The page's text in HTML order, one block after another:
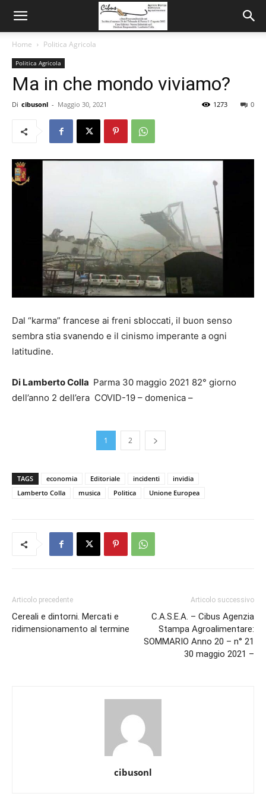
Home Politica Agricola
Politica Agricola
Ma in che mondo viviamo?
Di cibusonl - Maggio 30, 2021 0
1273
Dal “karma” francese ai freni sbloccati, il buon senso
sembra stia svanendo e il cinismo imperante a ogni
latitudine.
Di Lamberto Colla Parma 30 maggio 2021 82° giorno
dell’anno 2 dell’era COVID-19 – domenica –
1 2
TAGS economia Editoriale incidenti
invidia
Lamberto Colla
musica Politica Unione Europea
Articolo precedente
Cereali e dintorni. Mercati e
ridimensionamento al termine
Articolo successivo
C.A.S.E.A. – Cibus Agenzia
Stampa Agroalimentare:
SOMMARIO Anno 20 – n° 21
30 maggio 2021 –
cibusonl